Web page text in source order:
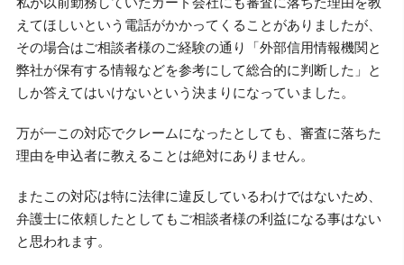
えてほしいという電話がかかってくることがありましたが、
その場合はご相談者様のご経験の通り「外部信用情報機関と
弊社が保有する情報などを参考にして総合的に判断した」と
しか答えてはいけないという決まりになっていました。
万が一この対応でクレームになったとしても、審査に落ちた
理由を申込者に教えることは絶対にありません。
またこの対応は特に法律に違反しているわけではないため、
弁護士に依頼したとしてもご相談者様の利益になる事はない
と思われます。